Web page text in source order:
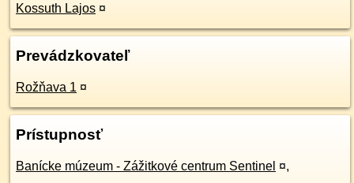
Kossuth Lajos ¤
Prevádzkovateľ
Rožňava 1 ¤
Prístupnosť
Banícke múzeum - Zážitkové centrum Sentinel ¤,